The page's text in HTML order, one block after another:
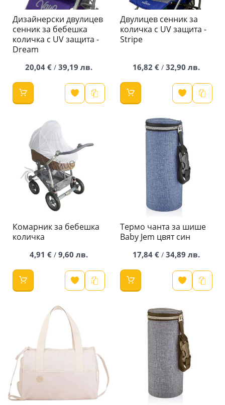
Дизайнерски двулицев
сенник за бебешка
количка с UV защита -
Dream
20,04 € / 39,19 лв.
Двулицев сенник за
количка с UV защита -
Stripe
16,82 € / 32,90 лв.
Комарник за бебешка
количка
4,91 € / 9,60 лв.
Термо чанта за шише
Baby Jem цвят син
17,84 € / 34,89 лв.